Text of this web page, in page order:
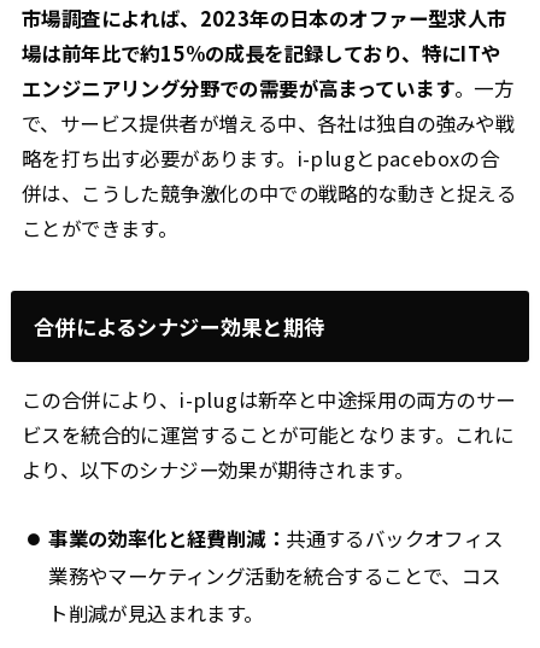
市場調査によれば、2023年の日本のオファー型求人市
場は前年比で約15%の成長を記録しており、特にITや
エンジニアリング分野での需要が高まっています。一方
で、サービス提供者が増える中、各社は独自の強みや戦
略を打ち出す必要があります。i-plugとpaceboxの合
併は、こうした競争激化の中での戦略的な動きと捉える
ことができます。
合併によるシナジー効果と期待
この合併により、i-plugは新卒と中途採用の両方のサー
ビスを統合的に運営することが可能となります。これに
より、以下のシナジー効果が期待されます。
事業の効率化と経費削減： 共通するバックオフィス
業務やマーケティング活動を統合することで、コス
ト削減が見込まれます。